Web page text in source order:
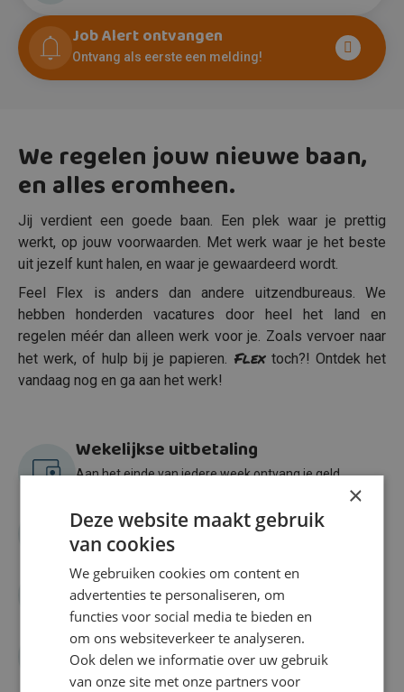
Job Alert ontvangen
Ontvang als eerste een melding!
We regelen jouw nieuwe baan,
en alles eromheen.
Jij verdient een goede baan. Een plek waar je prettig
werkt, op jouw voorwaarden. Met werk waar je het beste
uit jezelf kunt halen, en waar je gewaardeerd wordt.
Feel Flex is anders dan andere uitzendbureaus. We
hebben honderden vacatures door heel het land en
regelen méér dan alleen werk voor je. Zoals vervoer naar
het werk, of hulp bij je papieren. Flextoch?! Ontdek het
vandaag nog en ga aan het werk!
Wekelijkse uitbetaling
Aan het einde van iedere week ontvang je geld.
Vervoer naar werk
Geen vervoer om op je werk te komen? Maken we
ons sterk voor.
Zekerheid
Ben je gemotiveerd en enthousiast? Dan kan je
rekenen op die baangarantie!
De mens centraal
Altijd een vaste contactpersoon die zijn best voor je
doet.
×
Deze website maakt gebruik
van cookies
We gebruiken cookies om content en
advertenties te personaliseren, om
functies voor social media te bieden en
om ons websiteverkeer te analyseren.
Ook delen we informatie over uw gebruik
van onze site met onze partners voor